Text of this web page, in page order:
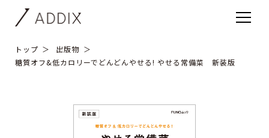
トップ
出版物
糖質オフ&低カロリーでどんどんやせる! やせる常備菜 新装版